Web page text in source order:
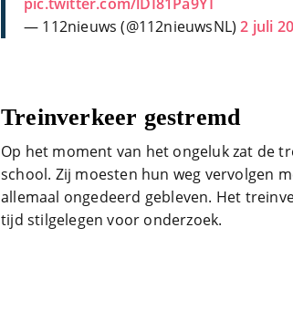
— 112nieuws (@112nieuwsNL)2 juli
Treinverkeer gestremd
Op het moment van het ongeluk zat de
school. Zij moesten hun weg vervolgen
allemaal ongedeerd gebleven. Het
tijd stilgelegen voor onderzoek.